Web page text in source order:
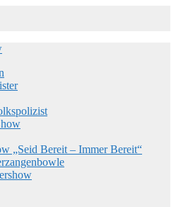
„Seid Bereit – Immer Bereit“